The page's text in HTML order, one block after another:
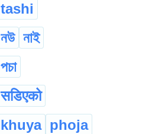
tashi
নউ নাই
পচা
सडिएको
khuya phoja